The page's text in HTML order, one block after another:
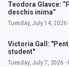
Teodora Glavce:
deschis inima”
Tuesday, July 14, 2026
Victoria Gall:
student"
Tuesday, July 7, 2026 -